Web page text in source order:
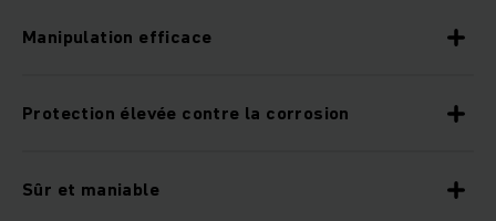
Manipulation efficace
Protection élevée contre la corrosion
Sûr et maniable